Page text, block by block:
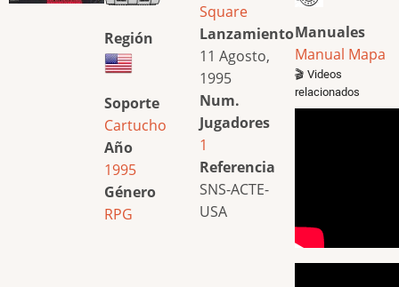
Región
Soporte
Cartucho
Año
1995
Género
RPG
Square
Lanzamiento
11 Agosto,
1995
Num.
Jugadores
1
Referencia
SNS-ACTE-
USA
Manuales
Manual Mapa
🎬 Videos
relacionados